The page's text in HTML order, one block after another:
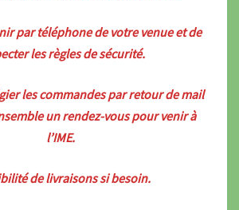
par téléphone de votre venue et de
les règles de sécurité.
les commandes par retour de mail
un rendez-vous pour venir à
l’IME.
de livraisons si besoin.